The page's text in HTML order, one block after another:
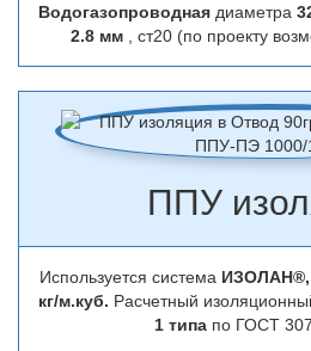
Водогазопроводная диаметра
2.8 мм , ст20 (по проекту
ППУ
Используется система ИЗОЛАН®,
кг/м.куб. Расчетный
1 типа по ГОСТ